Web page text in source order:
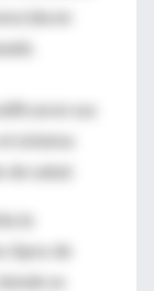
en
sus
sistema
salud.
la
tipos de
se